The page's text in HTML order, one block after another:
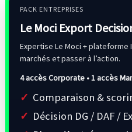
PACK ENTREPRISES
Le Moci Export
Expertise Le Moci + plateforme
marchés et passer à l’action.
4 accès Corporate • 1 accès
Comparaison &
Décision DG / DAF /